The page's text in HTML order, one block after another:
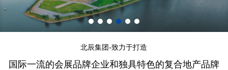
北辰集团-致力于打造
国际一流的会展品牌企业和独具特色的复合地产品牌